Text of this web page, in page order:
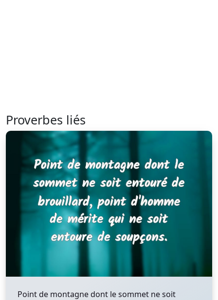
Proverbes liés
Point de montagne dont le sommet ne soit